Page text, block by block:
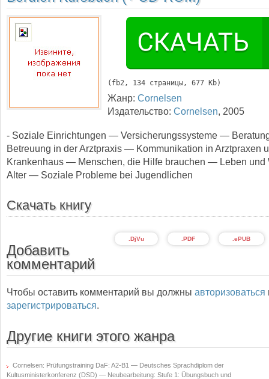
( fb2, 134 страницы, 677 Kb)
Жанр: Cornelsen
Издательство: Cornelsen, 2005
- Soziale Einrichtungen — Versicherungssysteme —
Betreuung in der Arztpraxis — Kommunikation in Arztpraxen
Krankenhaus — Menschen, die Hilfe brauchen — Leben und
Alter — Soziale Probleme bei Jugendlichen
Скачать книгу
.ePUB
.PDF
.DjVu
Добавить
комментарий
Чтобы оставить комментарий вы должны авторизоваться
зарегистрироваться.
Другие книги этого жанра
Cornelsen: Prüfungstraining DaF: A2-B1 — Deutsches Sprachdiplom der
Kultusministerkonferenz (DSD) — Neubearbeitung: Stufe 1: Übungsbuch und